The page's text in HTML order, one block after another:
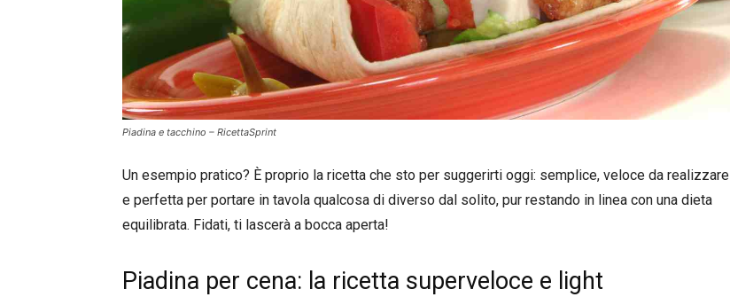
Piadina e tacchino – RicettaSprint
Un esempio pratico? È proprio la ricetta che sto per suggerirti oggi: semplice, veloce da realizzare
e perfetta per portare in tavola qualcosa di diverso dal solito, pur restando in linea con una dieta
equilibrata. Fidati, ti lascerà a bocca aperta!
Piadina per cena: la ricetta superveloce e light